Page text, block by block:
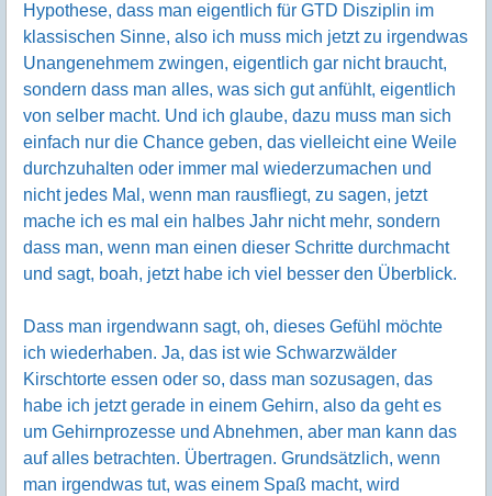
Hypothese, dass man eigentlich für GTD Disziplin im
klassischen Sinne, also ich muss mich jetzt zu irgendwas
Unangenehmem zwingen, eigentlich gar nicht braucht,
sondern dass man alles, was sich gut anfühlt, eigentlich
von selber macht. Und ich glaube, dazu muss man sich
einfach nur die Chance geben, das vielleicht eine Weile
durchzuhalten oder immer mal wiederzumachen und
nicht jedes Mal, wenn man rausfliegt, zu sagen, jetzt
mache ich es mal ein halbes Jahr nicht mehr, sondern
dass man, wenn man einen dieser Schritte durchmacht
und sagt, boah, jetzt habe ich viel besser den Überblick.
Dass man irgendwann sagt, oh, dieses Gefühl möchte
ich wiederhaben. Ja, das ist wie Schwarzwälder
Kirschtorte essen oder so, dass man sozusagen, das
habe ich jetzt gerade in einem Gehirn, also da geht es
um Gehirnprozesse und Abnehmen, aber man kann das
auf alles betrachten. Übertragen. Grundsätzlich, wenn
man irgendwas tut, was einem Spaß macht, wird